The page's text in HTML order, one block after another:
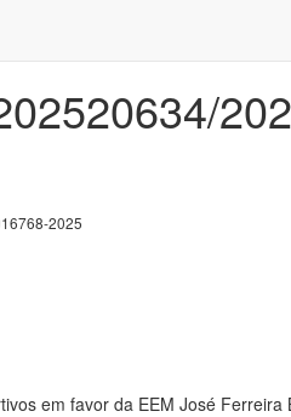
2025
em favor da EEM José